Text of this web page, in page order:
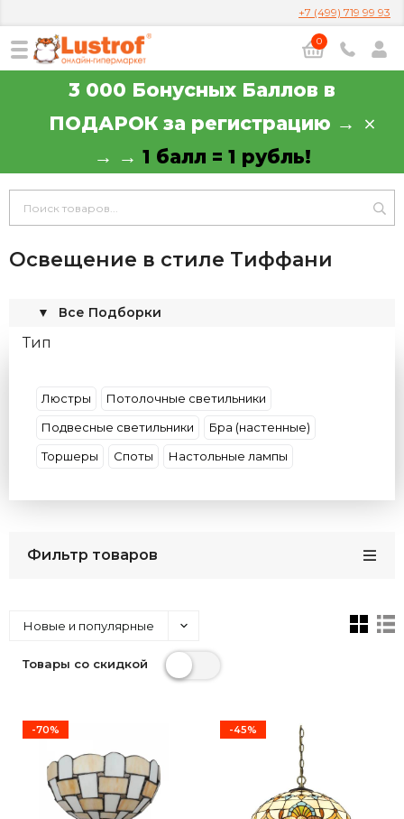
+7 (499) 719 99 93
0
3 000 Бонусных Баллов в
ПОДАРОК за регистрацию →
→ → 1 балл = 1 рубль!
Освещение в стиле Тиффани
Все Подборки
▼
Тип
Люстры
Потолочные светильники
Подвесные светильники
Бра (настенные)
Торшеры
Споты Настольные лампы
Фильтр товаров
Новые и популярные
Товары со скидкой
-70% -45%